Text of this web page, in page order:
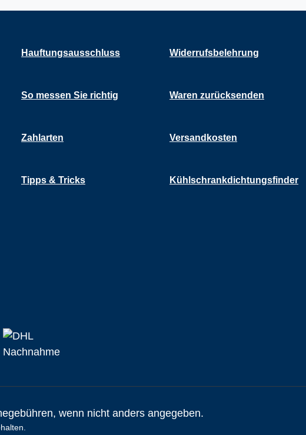
Hauftungsausschluss Widerrufsbelehrung
So messen Sie richtig Waren zurücksenden
Zahlarten Versandkosten
Tipps & Tricks Kühlschrankdichtungsfinder
wenn nicht anders angegeben.